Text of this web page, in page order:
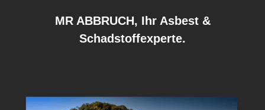
MR ABBRUCH, Ihr Asbest &
Schadstoffexperte.